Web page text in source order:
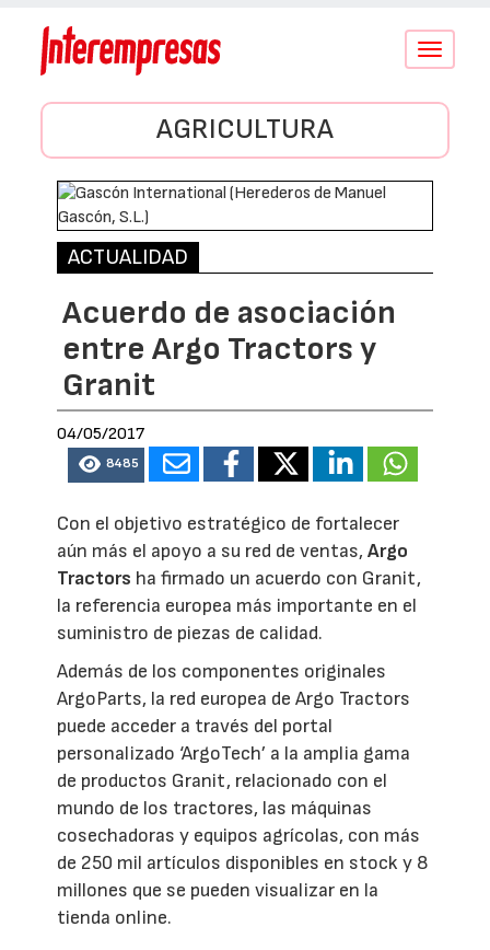
Conmutar
AGRICULTURA
ACTUALIDAD
Acuerdo de asociación
entre Argo Tractors y
Granit
04/05/2017
8485
Con el objetivo estratégico de fortalecer
aún más el apoyo a su red de ventas,Argo
Tractors ha firmado un acuerdo con Granit,
la referencia europea más importante en el
suministro de piezas de calidad.
Además de los componentes originales
ArgoParts, la red europea de Argo Tractors
puede acceder a través del portal
personalizado ‘ArgoTech’ a la amplia gama
de productos Granit, relacionado con el
mundo de los tractores, las máquinas
cosechadoras y equipos agrícolas, con más
de 250 mil artículos disponibles en stock y 8
millones que se pueden visualizar en la
tienda online.